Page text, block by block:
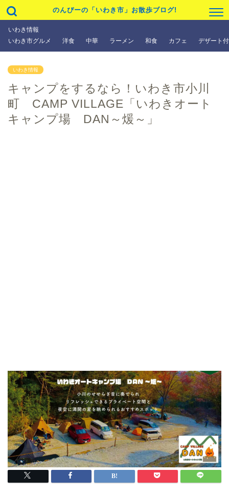
のんぴーの「いわき市」お散歩ブログ!
いわき情報
いわき市グルメ
洋食 中華 ラーメン 和食 カフェ デザート
いわき情報
キャンプをするなら！いわき市小川
町 CAMP VILLAGE「いわきオート
キャンプ場 DAN～煖～」